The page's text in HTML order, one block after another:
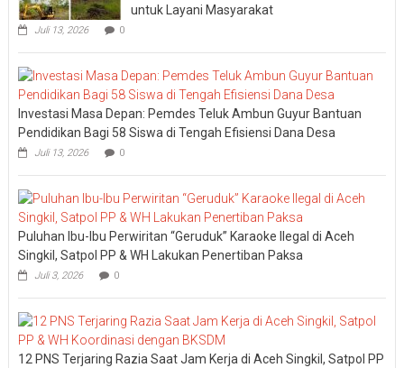
untuk Layani Masyarakat
Juli 13, 2026 0
Investasi Masa Depan: Pemdes Teluk Ambun Guyur Bantuan
Pendidikan Bagi 58 Siswa di Tengah Efisiensi Dana Desa
Juli 13, 2026 0
Puluhan Ibu-Ibu Perwiritan “Geruduk” Karaoke Ilegal di Aceh
Singkil, Satpol PP & WH Lakukan Penertiban Paksa
Juli 3, 2026 0
12 PNS Terjaring Razia Saat Jam Kerja di Aceh Singkil, Satpol PP